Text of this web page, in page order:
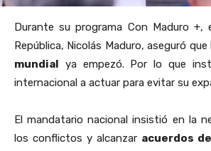
Durante su programa Con Maduro +,
República, Nicolás Maduro, aseguró que
mundial ya empezó. Por lo que
internacional a actuar para evitar su
El mandatario nacional insistió en la
los conflictos y alcanzar acuerdos de